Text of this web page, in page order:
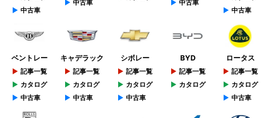
中古車
中古車
中古車
中古車
ベントレー
記事一覧
カタログ
中古車
キャデラック
記事一覧
カタログ
中古車
シボレー
記事一覧
カタログ
中古車
BYD
記事一覧
カタログ
ロータス
記事一覧
カタログ
中古車